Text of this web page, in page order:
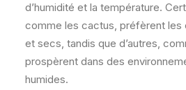
d’humidité et la température.
comme les cactus, préfèrent les
et secs, tandis que d’autres,
prospèrent dans des
humides.